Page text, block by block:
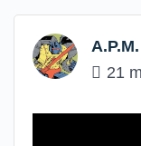
A.P.M.
21